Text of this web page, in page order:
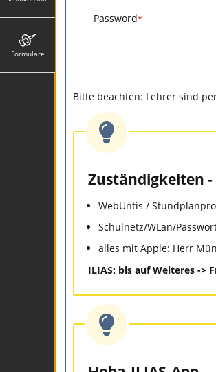
Formulare
Password*
Bitte beachten: Lehrer sind
Zuständigkeiten -
WebUntis /
Schulnetz/WLan/
alles mit Apple: Herr
ILIAS: bis auf Weiteres ->